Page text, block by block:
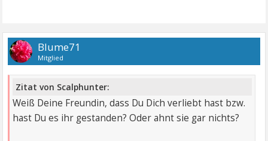
Blume71
Mitglied
Zitat von Scalphunter:
Weiß Deine Freundin, dass Du Dich verliebt hast bzw.
hast Du es ihr gestanden? Oder ahnt sie gar nichts?